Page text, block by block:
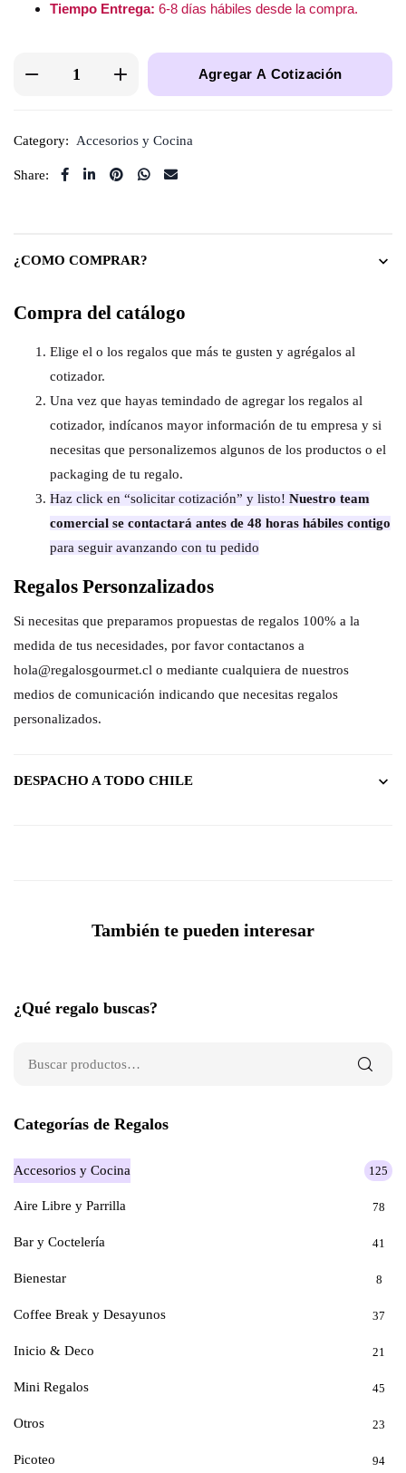
Tiempo Entrega: 6-8 días hábiles desde la compra.
Agregar A Cotización
Category: Accesorios y Cocina
Share:
¿COMO COMPRAR?
Compra del catálogo
Elige el o los regalos que más te gusten y agrégalos al
cotizador.
Una vez que hayas temindado de agregar los regalos al
cotizador, indícanos mayor información de tu empresa y si
necesitas que personalizemos algunos de los productos o el
packaging de tu regalo.
Haz click en “solicitar cotización” y listo! Nuestro team
comercial se contactará antes de 48 horas hábiles contigo
para seguir avanzando con tu pedido
Regalos Personzalizados
Si necesitas que preparamos propuestas de regalos 100% a la
medida de tus necesidades, por favor contactanos a
hola@regalosgourmet.cl o mediante cualquiera de nuestros
medios de comunicación indicando que necesitas regalos
personalizados.
DESPACHO A TODO CHILE
También te pueden interesar
¿Qué regalo buscas?
Categorías de Regalos
Accesorios y Cocina 125
Aire Libre y Parrilla 78
Bar y Coctelería 41
Bienestar 8
Coffee Break y Desayunos 37
Inicio & Deco 21
Mini Regalos 45
Otros 23
Picoteo 94